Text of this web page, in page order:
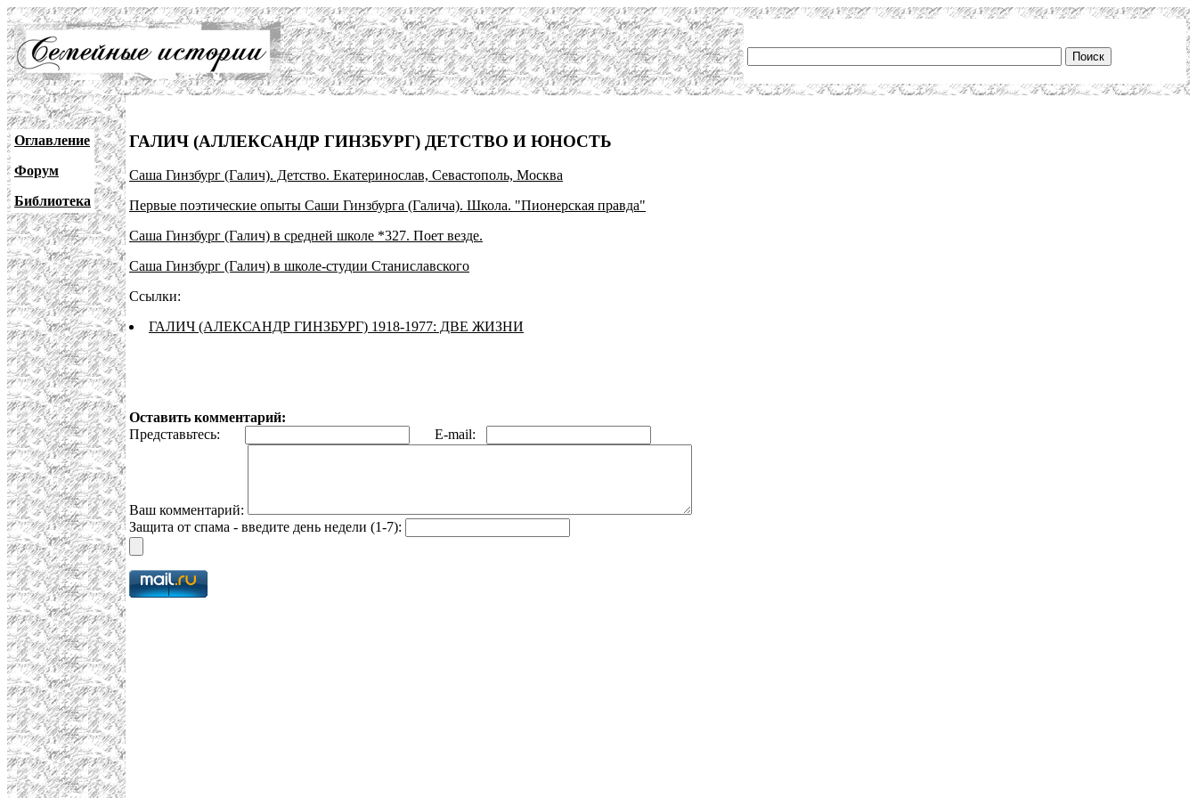
Оглавление
Форум
Библиотека
ГАЛИЧ (АЛЛЕКСАНДР ГИНЗБУРГ) ДЕТСТВО И ЮНОСТЬ
Саша Гинзбург (Галич). Детство. Екатеринослав, Севастополь, Москва
Первые поэтические опыты Саши Гинзбурга (Галича). Школа. "Пионерская правда"
Саша Гинзбург (Галич) в средней школе *327. Поет везде.
Саша Гинзбург (Галич) в школе-студии Станиславского
Ссылки:
ГАЛИЧ (АЛЕКСАНДР ГИНЗБУРГ) 1918-1977: ДВЕ ЖИЗНИ
Оставить комментарий:
Представьтесь:
E-mail:
Ваш комментарий:
Защита от спама - введите день недели (1-7):